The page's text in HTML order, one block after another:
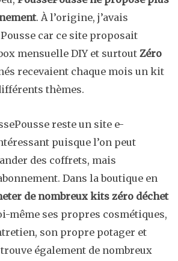
. À l’origine, j’avais
car ce site proposait
mensuelle DIY et surtout Zéro
recevaient chaque mois un kit
thèmes.
reste un site e-
puisque l’on peut
des coffrets, mais
Dans la boutique en
de nombreux kits zéro déchet
même ses propres cosmétiques,
son propre potager et
également de nombreux